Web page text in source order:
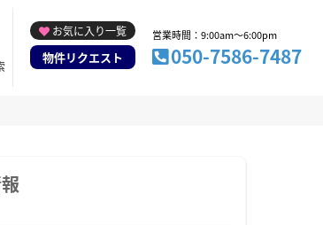
お気に入り一覧
物件リクエスト
営業時間：9:00am～6:00pm
050-7586-7487